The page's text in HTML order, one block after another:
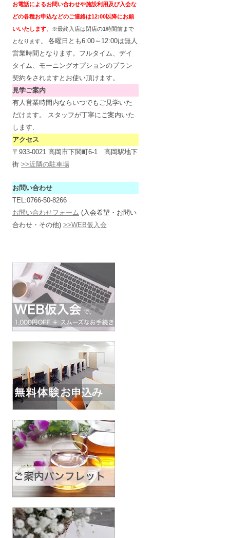
お電話によるお問い合わせや施設利用及び入会な
どの各種お申込などのご連絡は12:00以降にお願
いいたします。 ※最終入店は閉店の1時間前まで
となります。
各曜日とも6:00～12:00は無人
営業時間となります。フルタイム、デイ
タイム、モーニングオプションのプラン
契約をされますとお使い頂けます。
見学ご案内
有人営業時間内ならいつでもご見学いた
だけます。 スタッフが丁寧にご案内いた
します
アクセス
〒933-0021 高岡市下関町6-1 高岡駅地下
街 >>近隣の駐車場
お問い合わせ
TEL:0766-50-8266
お問い合わせフォーム (入会希望・お問い
合わせ・その他) >>WEB仮入会